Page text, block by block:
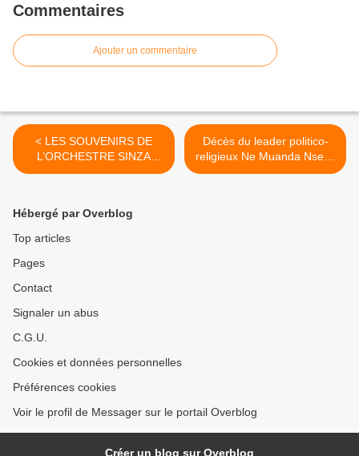
Commentaires
Ajouter un commentaire
< LES SOUVENIRS DE
L’ORCHESTRE SINZA
KOTOKO
Décès du leader politico-
religieux Ne Muanda Nsemi
>
Hébergé par Overblog
Top articles
Pages
Contact
Signaler un abus
C.G.U.
Cookies et données personnelles
Préférences cookies
Voir le profil de Messager sur le portail Overblog
Créer un blog sur Overblog